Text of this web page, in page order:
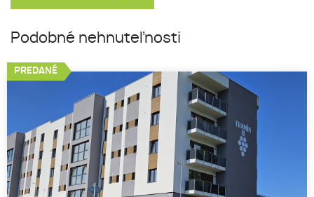
Podobné nehnuteľnosti
PREDANÉ